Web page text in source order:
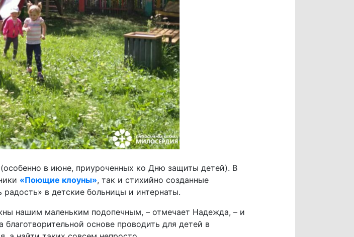
в июне, приуроченных ко Дню защиты детей). В
«Поющие клоуны», так и стихийно созданные
в детские больницы и интернаты.
нашим маленьким подопечным, – отмечает Надежда, – и
основе проводить для детей в